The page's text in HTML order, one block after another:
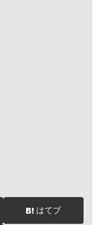
はてブ